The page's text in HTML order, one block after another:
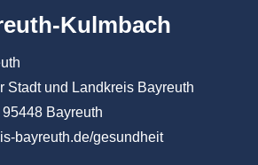
Kulmbach
Stadt und Landkreis Bayreuth
Bayreuth
bayreuth.de/gesundheit